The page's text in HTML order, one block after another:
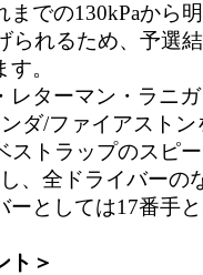
までの130kPaから
られるため、予選
。
レターマン・ラニ
ダ/ファイアスト
ストラップのスピ
、全ドライバーの
ーとしては17番手
ト＞